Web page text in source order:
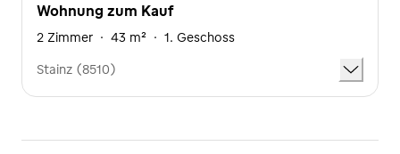
Wohnung zum Kauf
2 Zimmer · 43 m² · 1. Geschoss
Stainz (8510)